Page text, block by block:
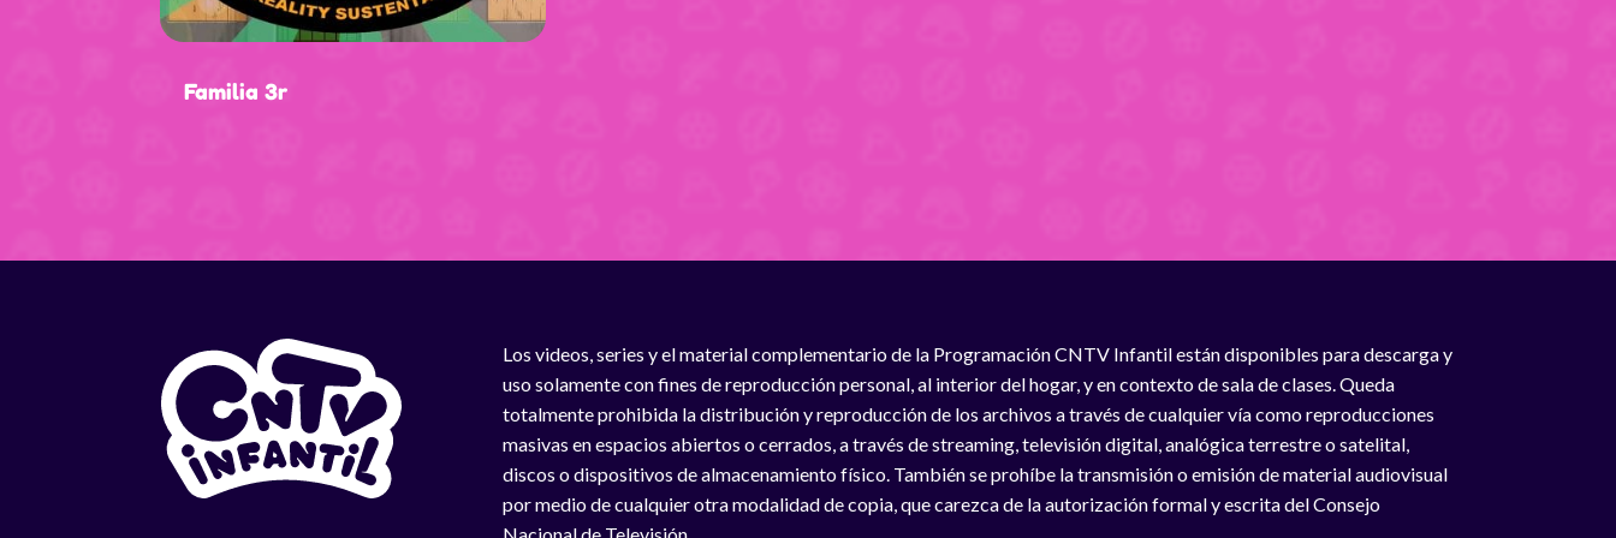
Familia 3r
Los videos, series y el material complementario de la Programación CNTV Infantil están disponibles para descarga y
uso solamente con fines de reproducción personal, al interior del hogar, y en contexto de sala de clases. Queda
totalmente prohibida la distribución y reproducción de los archivos a través de cualquier vía como reproducciones
masivas en espacios abiertos o cerrados, a través de streaming, televisión digital, analógica terrestre o satelital,
discos o dispositivos de almacenamiento físico. También se prohíbe la transmisión o emisión de material audiovisual
por medio de cualquier otra modalidad de copia, que carezca de la autorización formal y escrita del Consejo